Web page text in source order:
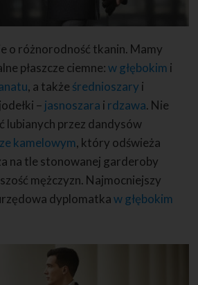
o różnorodność tkanin. Mamy
płaszcze ciemne:w głębokim i
, a także średnioszary i
– jasnoszara i rdzawa. Nie
lubianych przez dandysów
kamelowym, który odświeża
na tle stonowanej garderoby
mężczyzn. Najmocniejszy
dyplomatkaw głębokim